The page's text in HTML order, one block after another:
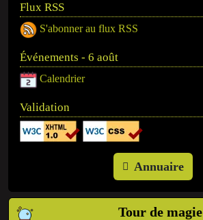
Flux RSS
S'abonner au flux RSS
Événements - 6 août
Calendrier
Validation
Annuaire
Tour de magie